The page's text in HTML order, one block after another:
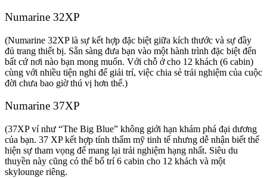
Numarine 32XP
(Numarine 32XP là sự kết hợp đặc biệt giữa kích thước và sự đầy
đủ trang thiết bị. Sẵn sàng đưa bạn vào một hành trình đặc biệt đến
bất cứ nơi nào bạn mong muốn. Với chỗ ở cho 12 khách (6 cabin)
cùng với nhiều tiện nghi để giải trí, việc chia sẻ trải nghiệm của cuộc
đời chưa bao giờ thú vị hơn thế.)
Numarine 37XP
(37XP ví như “The Big Blue” không giới hạn khám phá đại dương
của bạn. 37 XP kết hợp tính thẩm mỹ tinh tế nhưng dễ nhận biết thể
hiện sự tham vọng để mang lại trải nghiệm hạng nhất. Siêu du
thuyền này cũng có thể bố trí 6 cabin cho 12 khách và một
skylounge riêng.